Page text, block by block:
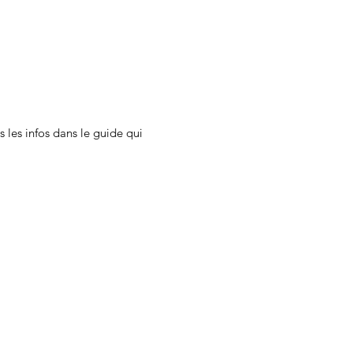
les infos dans le guide qui